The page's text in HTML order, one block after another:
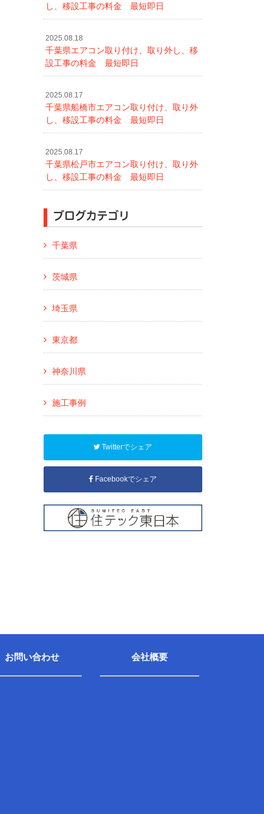
し、移設工事の料金 最短即日
2025.08.18
千葉県エアコン取り付け、取り外し、移
設工事の料金 最短即日
2025.08.17
千葉県船橋市エアコン取り付け、取り外
し、移設工事の料金 最短即日
2025.08.17
千葉県松戸市エアコン取り付け、取り外
し、移設工事の料金 最短即日
ブログカテゴリ
千葉県
茨城県
埼玉県
東京都
神奈川県
施工事例
Twitterでシェア
Facebookでシェア
お問い合わせ 会社概要